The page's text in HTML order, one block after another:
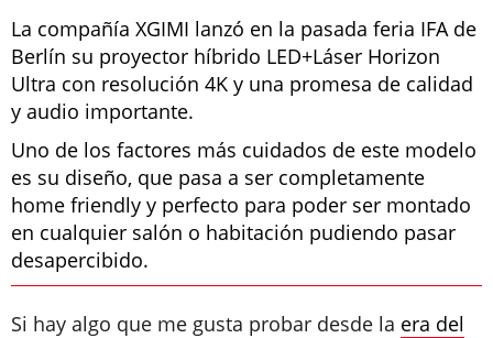
La compañía XGIMI lanzó en la pasada feria IFA de
Berlín su proyector híbrido LED+Láser Horizon
Ultra con resolución 4K y una promesa de calidad
y audio importante.
Uno de los factores más cuidados de este modelo
es su diseño, que pasa a ser completamente
home friendly y perfecto para poder ser montado
en cualquier salón o habitación pudiendo pasar
desapercibido.
Si hay algo que me gusta probar desde la era del